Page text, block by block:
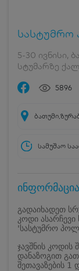
სასტუმრო
5-30 ივნისი,
სტუმარზე
5896
სამუშაო
ინფორმაცია
გადაიხადეთ
კოდი
'სასტუმრო
ჯავშნის კოდის
დანაზოგით
შეთავაზების 1